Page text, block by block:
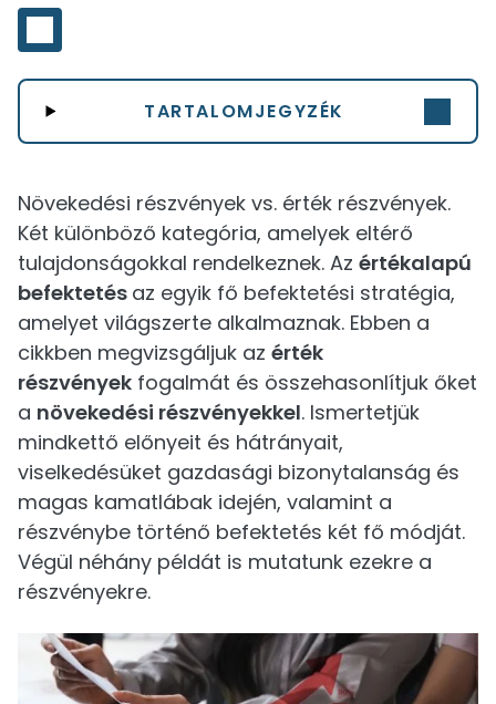
TARTALOMJEGYZÉK
Növekedési részvények vs. érték részvények.
Két különböző kategória, amelyek eltérő
tulajdonságokkal rendelkeznek. Az értékalapú
befektetés az egyik fő befektetési stratégia,
amelyet világszerte alkalmaznak. Ebben a
cikkben megvizsgáljuk az érték
részvények fogalmát és összehasonlítjuk őket
a növekedési részvényekkel. Ismertetjük
mindkettő előnyeit és hátrányait,
viselkedésüket gazdasági bizonytalanság és
magas kamatlábak idején, valamint a
részvénybe történő befektetés két fő módját.
Végül néhány példát is mutatunk ezekre a
részvényekre.